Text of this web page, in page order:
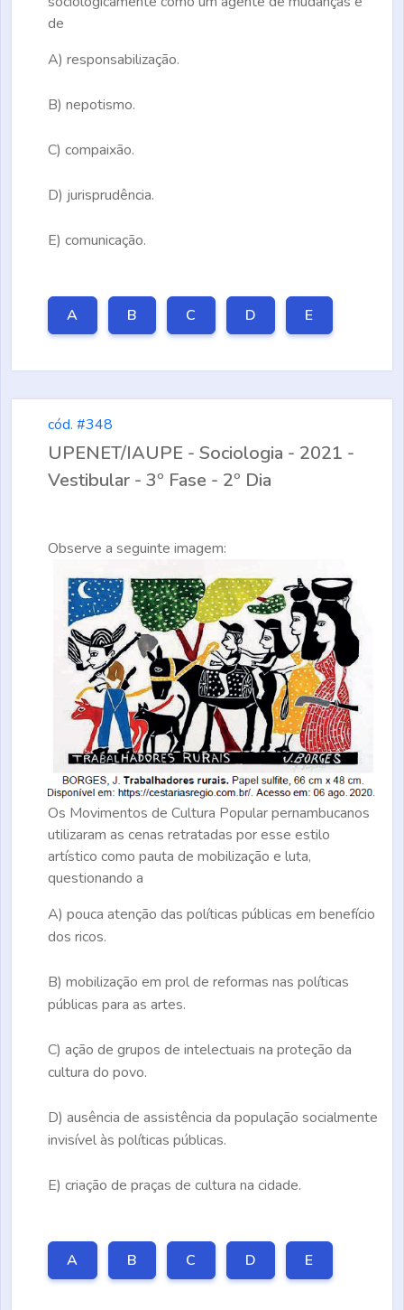
de
A) responsabilização.
B) nepotismo.
C) compaixão.
D) jurisprudência.
E) comunicação.
A B C D E
cód. #348
UPENET/IAUPE - Sociologia - 2021 -
Vestibular - 3º Fase - 2º Dia
Observe a seguinte imagem:
Os Movimentos de Cultura Popular pernambucanos
utilizaram as cenas retratadas por esse estilo
artístico como pauta de mobilização e luta,
questionando a
A) pouca atenção das políticas públicas em benefício
dos ricos.
B) mobilização em prol de reformas nas políticas
públicas para as artes.
C) ação de grupos de intelectuais na proteção da
cultura do povo.
D) ausência de assistência da população socialmente
invisível às políticas públicas.
E) criação de praças de cultura na cidade.
A B C D E